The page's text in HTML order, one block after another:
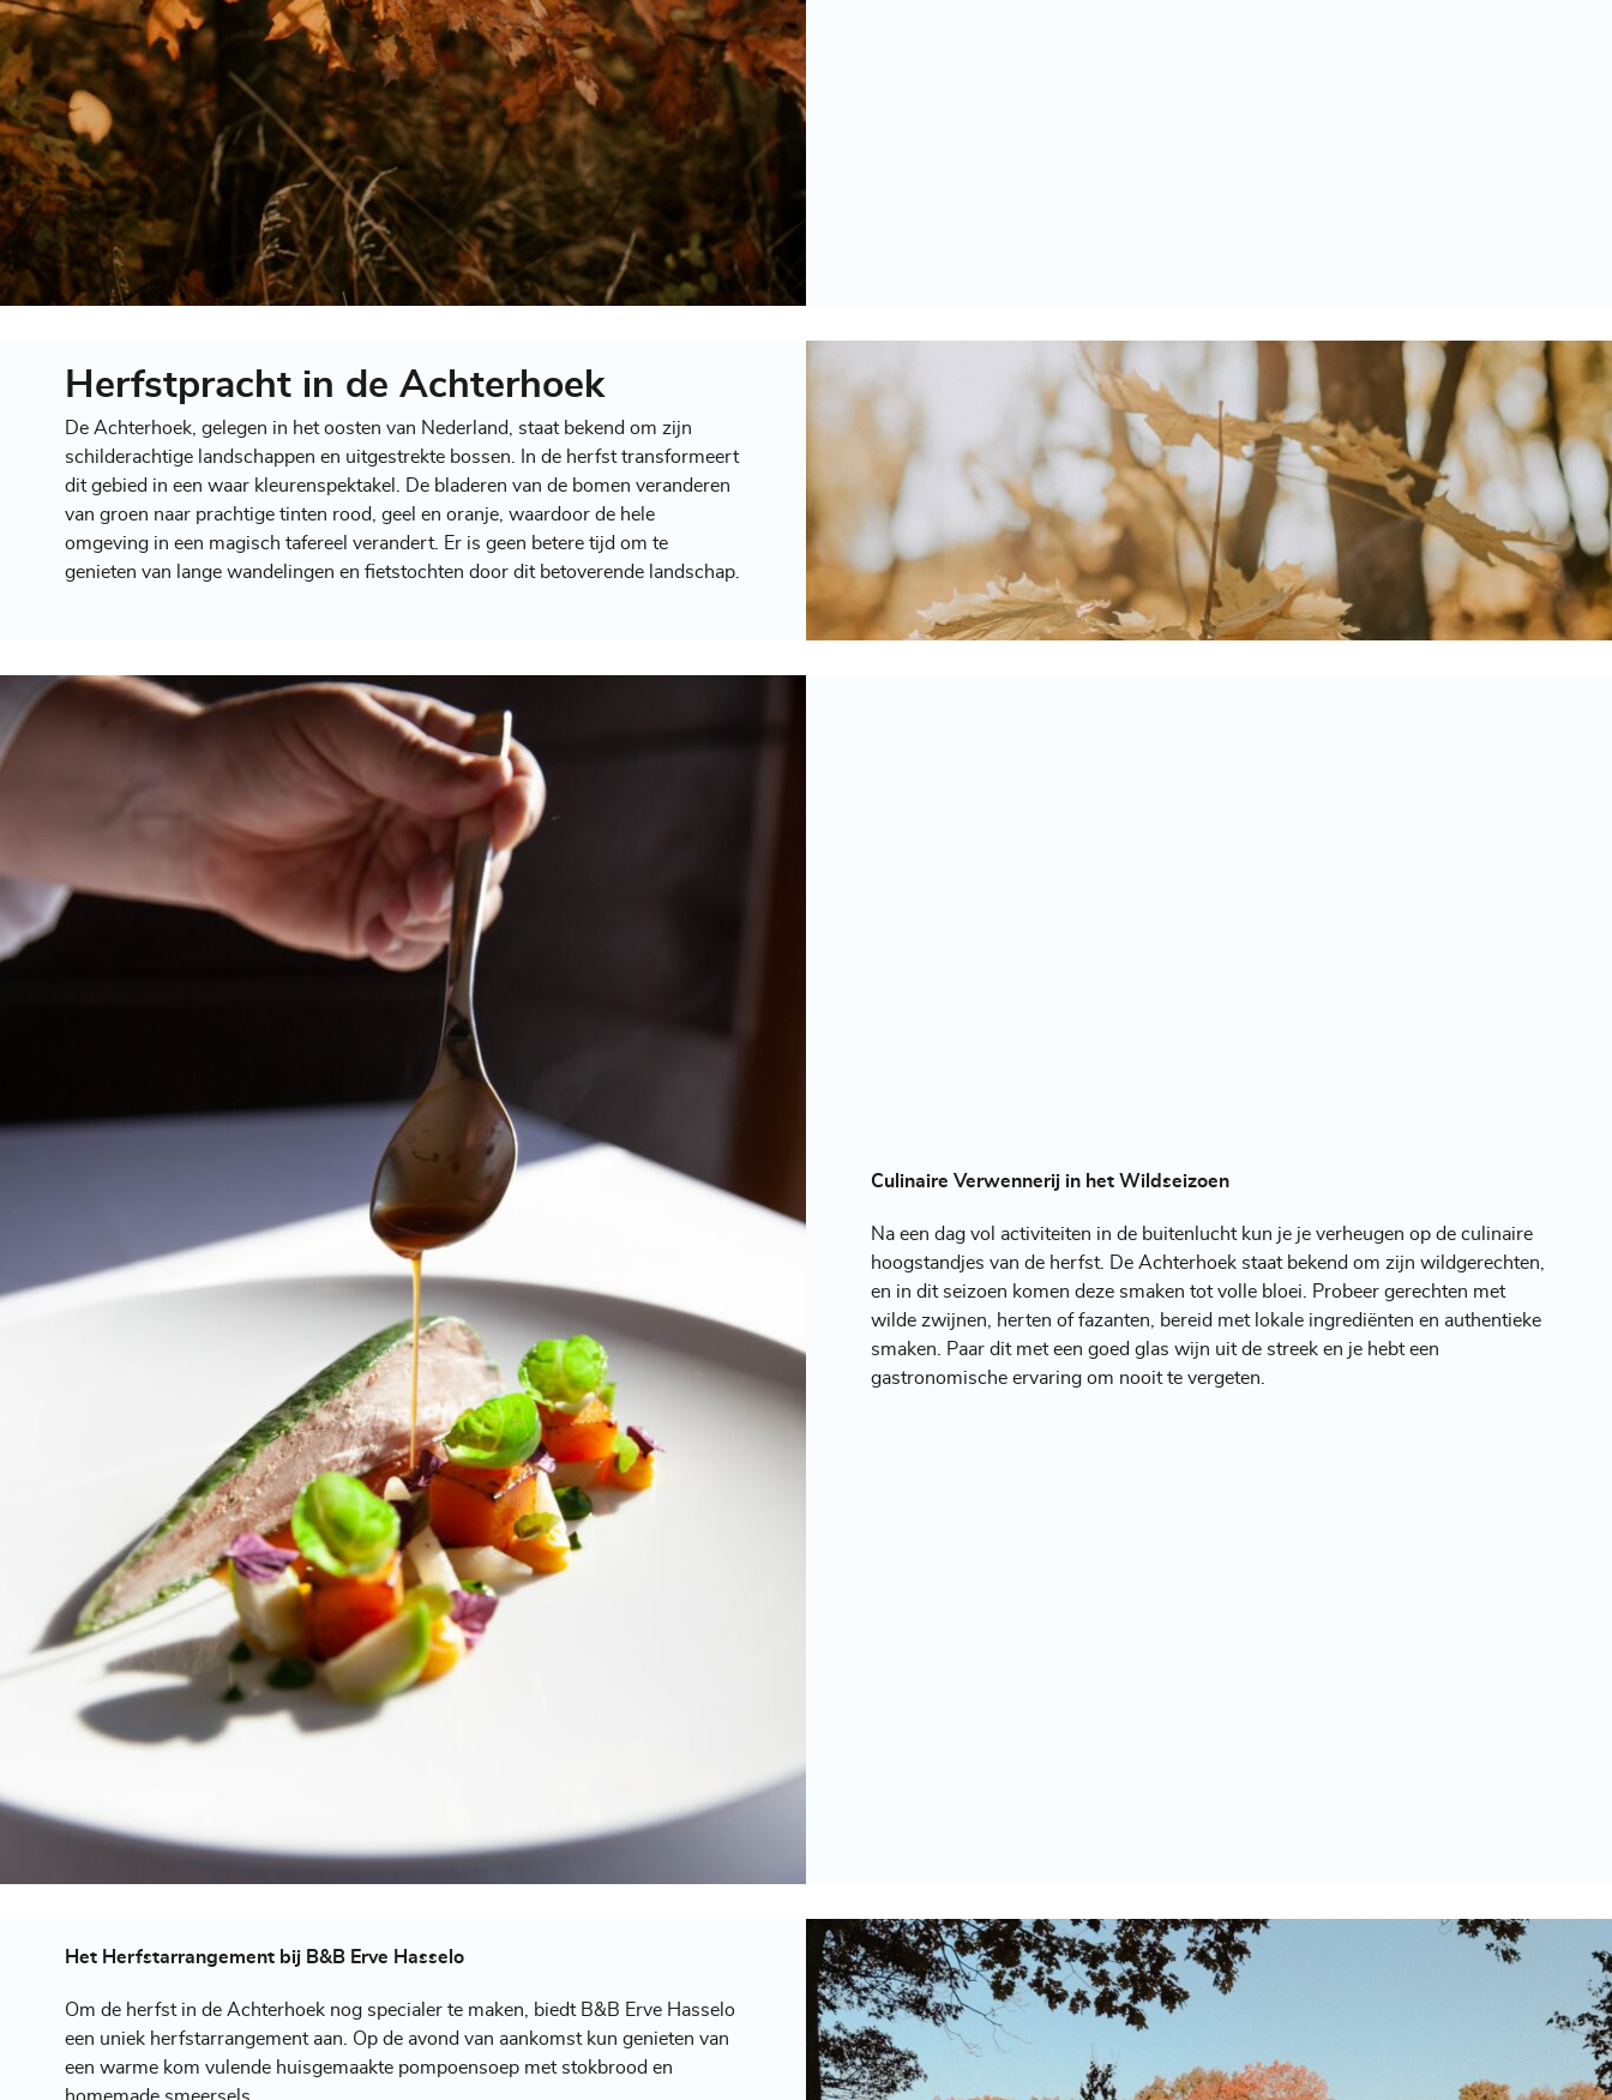
Herfstpracht in de Achterhoek
De Achterhoek, gelegen in het oosten van Nederland, staat bekend om zijn
schilderachtige landschappen en uitgestrekte bossen. In de herfst transformeert
dit gebied in een waar kleurenspektakel. De bladeren van de bomen veranderen
van groen naar prachtige tinten rood, geel en oranje, waardoor de hele
omgeving in een magisch tafereel verandert. Er is geen betere tijd om te
genieten van lange wandelingen en fietstochten door dit betoverende landschap.
Culinaire Verwennerij in het Wildseizoen
Na een dag vol activiteiten in de buitenlucht kun je je verheugen op de culinaire
hoogstandjes van de herfst. De Achterhoek staat bekend om zijn wildgerechten,
en in dit seizoen komen deze smaken tot volle bloei. Probeer gerechten met
wilde zwijnen, herten of fazanten, bereid met lokale ingrediënten en authentieke
smaken. Paar dit met een goed glas wijn uit de streek en je hebt een
gastronomische ervaring om nooit te vergeten.
Het Herfstarrangementbij B&B Erve Hasselo
Om de herfst in de Achterhoek nog specialer te maken, biedt B&B Erve Hasselo
een uniek herfstarrangement aan. Op de avond van aankomst kun genieten van
een warme kom vulende huisgemaakte pompoensoep met stokbrood en
homemade smeersels.